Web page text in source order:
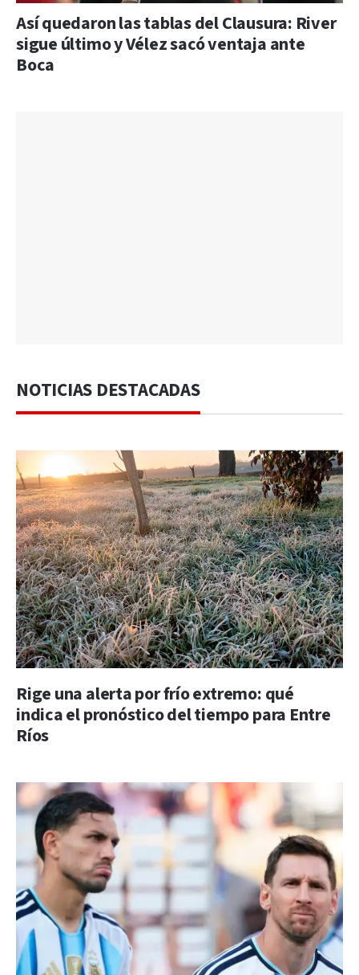
Así quedaron las tablas del Clausura: River
sigue último y Vélez sacó ventaja ante
Boca
NOTICIAS DESTACADAS
Rige una alerta por frío extremo: qué
indica el pronóstico del tiempo para Entre
Ríos